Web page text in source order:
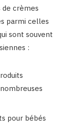
crèmes
parmi celles
sont souvent
:
pour bébés